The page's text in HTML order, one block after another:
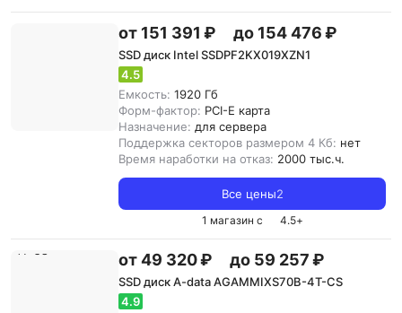
от 151 391 ₽ до 154 476 ₽
SSD диск Intel SSDPF2KX019XZN1
4.5
Емкость: 1920 Гб
Форм-фактор: PCI-E карта
Назначение: для сервера
Поддержка секторов размером 4 Кб: нет
Время наработки на отказ: 2000 тыс.ч.
Все цены2
1 магазин с 4.5+
от 49 320 ₽ до 59 257 ₽
SSD диск A-data AGAMMIXS70B-4T-CS
4.9